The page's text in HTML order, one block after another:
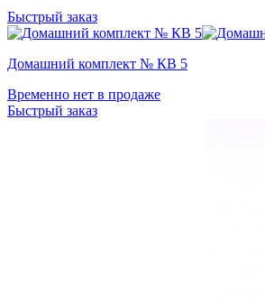
Быстрый заказ
Домашний комплект № КВ 5
Временно нет в продаже
Быстрый заказ